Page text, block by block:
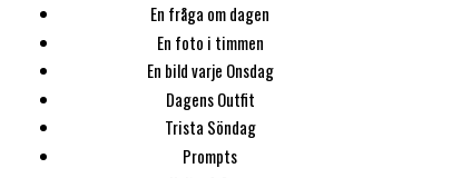
En fråga om dagen
En foto i timmen
En bild varje Onsdag
Dagens Outfit
Trista Söndag
Prompts